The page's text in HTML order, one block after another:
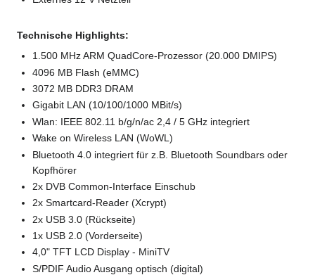
Technische Highlights:
1.500 MHz ARM QuadCore-Prozessor (20.000 DMIPS)
4096 MB Flash (eMMC)
3072 MB DDR3 DRAM
Gigabit LAN (10/100/1000 MBit/s)
Wlan: IEEE 802.11 b/g/n/ac 2,4 / 5 GHz integriert
Wake on Wireless LAN (WoWL)
Bluetooth 4.0 integriert für z.B. Bluetooth Soundbars oder
Kopfhörer
2x DVB Common-Interface Einschub
2x Smartcard-Reader (Xcrypt)
2x USB 3.0 (Rückseite)
1x USB 2.0 (Vorderseite)
4,0" TFT LCD Display - MiniTV
S/PDIF Audio Ausgang optisch (digital)